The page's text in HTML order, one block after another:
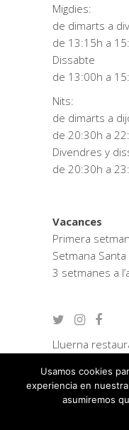
Migdies:
de dimarts a
de 13:15h a
Dissabte
de 13:00h a
Nits:
de dimarts a
de 20:30h a
Divendres y
de 20:30h a
Vacances
Primera
Setmana Santa
3 setmanes a
Lluerna
Política de
Avís legal
Usamos cookies
experiencia en
asumiremos